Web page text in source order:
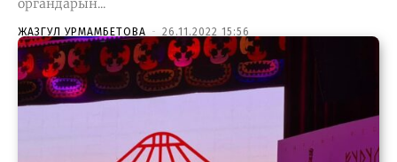
органдарын...
ЖАЗГУЛ УРМАМБЕТОВА - 26.11.2022 15:56